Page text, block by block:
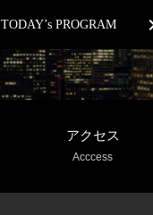
TODAY’s PROGRAM
アクセス
Acccess